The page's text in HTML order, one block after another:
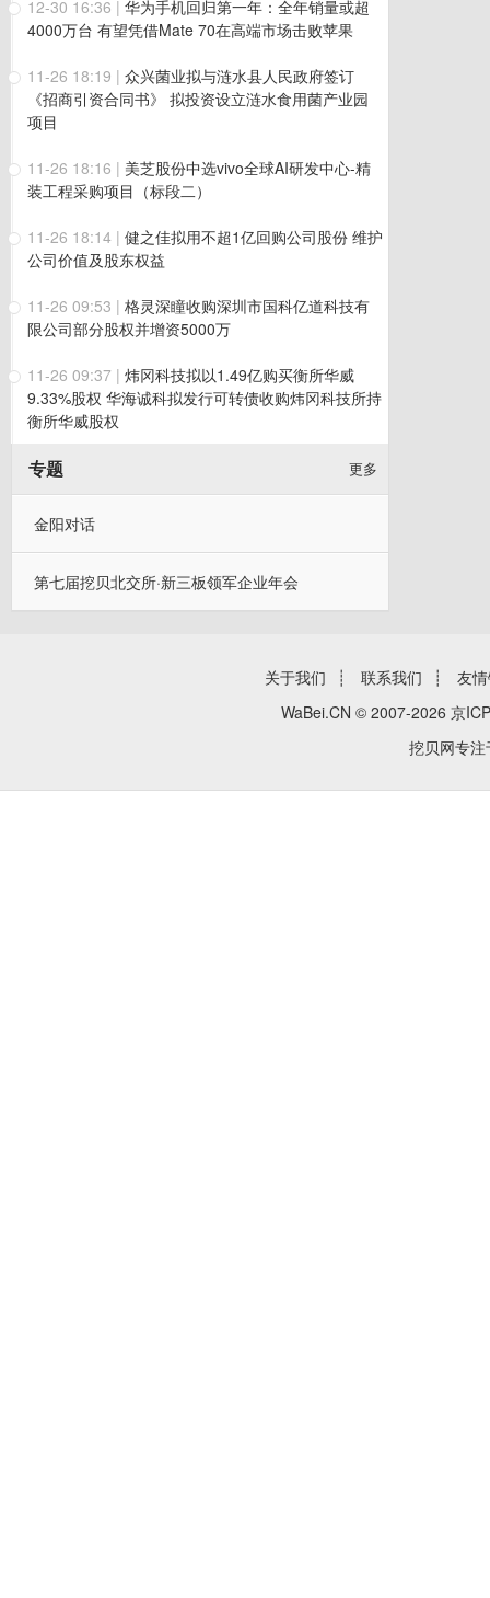
12-30 16:36 | 华为手机回归第一年：全年销量或超
4000万台 有望凭借Mate 70在高端市场击败苹果
11-26 18:19 | 众兴菌业拟与涟水县人民政府签订
《招商引资合同书》 拟投资设立涟水食用菌产业园
项目
11-26 18:16 | 美芝股份中选vivo全球AI研发中心-精
装工程采购项目（标段二）
11-26 18:14 | 健之佳拟用不超1亿回购公司股份 维护
公司价值及股东权益
11-26 09:53 | 格灵深瞳收购深圳市国科亿道科技有
限公司部分股权并增资5000万
11-26 09:37 | 炜冈科技拟以1.49亿购买衡所华威
9.33%股权 华海诚科拟发行可转债收购炜冈科技所持
衡所华威股权
专题 更多
金阳对话
第七届挖贝北交所·新三板领军企业年会
关于我们 ┊ 联系我们 ┊
友
WaBei.CN © 2007-2026 京
挖贝网专